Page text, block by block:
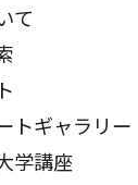
て
トギャラリー
学講座